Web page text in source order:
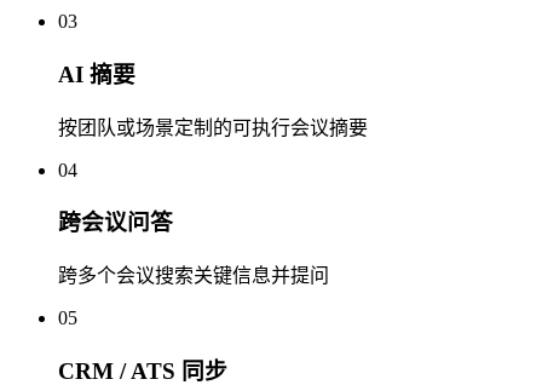
03
AI 摘要
按团队或场景定制的可执行会议摘要
04
跨会议问答
跨多个会议搜索关键信息并提问
05
CRM / ATS 同步